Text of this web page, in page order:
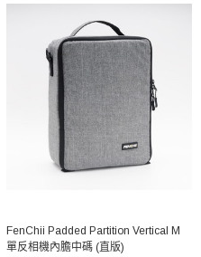
FenChii Padded Partition Vertical M
單反相機內膽中碼 (直版)